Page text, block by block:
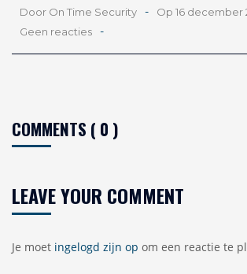
Door On Time Security - Op 16 december
Geen reacties -
COMMENTS ( 0 )
LEAVE YOUR COMMENT
Je moet ingelogd zijn op om een reactie te